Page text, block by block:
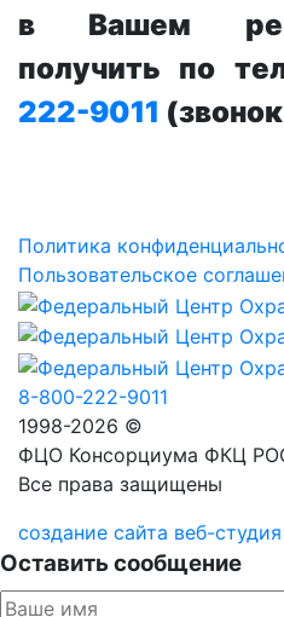
в Вашем
получить по
222-9011
Политика
Пользовательское
8-800-222-9011
1998-2026 ©
ФЦО Консорциума ФКЦ
Все права защищены
создание сайта веб-студия
Оставить сообщение